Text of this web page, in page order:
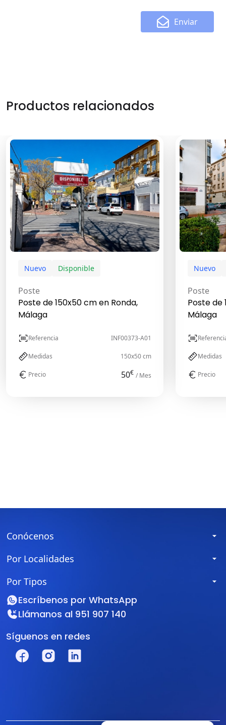
Enviar
Productos relacionados
Nuevo Disponible
Poste
Poste de 150x50 cm en Ronda,
Málaga
Referencia INF00373-A01
Medidas 150x50 cm
Precio 50€ / Mes
Nuevo
Poste
Poste de
Málaga
Medidas
Precio
Conócenos
Por Localidades
Por Tipos
Escríbenos por WhatsApp
Llámanos al 951 907 140
Síguenos en redes